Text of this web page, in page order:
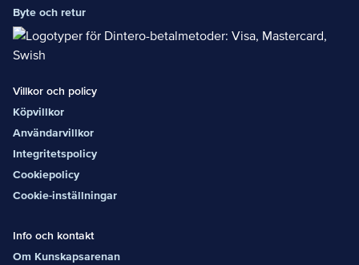
Byte och retur
Villkor och policy
Köpvillkor
Användarvillkor
Integritetspolicy
Cookiepolicy
Cookie-inställningar
Info och kontakt
Om Kunskapsarenan